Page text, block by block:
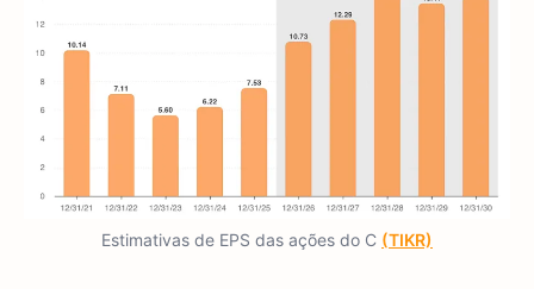
Estimativas de EPS das ações do C (TIKR)